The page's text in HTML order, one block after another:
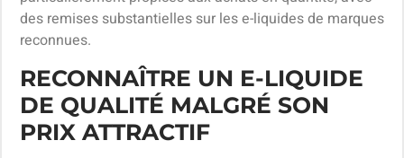
des remises substantielles sur les e-liquides de marques
reconnues.
RECONNAÎTRE UN E-LIQUIDE
DE QUALITÉ MALGRÉ SON
PRIX ATTRACTIF